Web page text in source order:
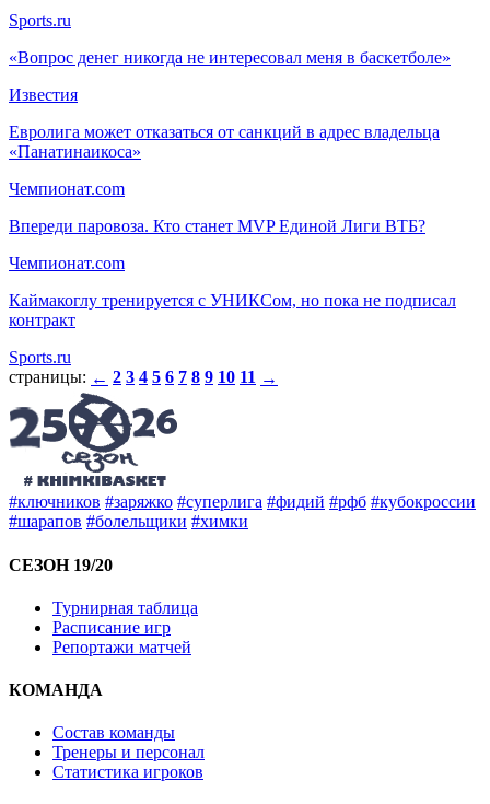
Sports.ru
«Вопрос денег никогда не интересовал меня в баскетболе»
Известия
Евролига может отказаться от санкций в адрес владельца
«Панатинаикоса»
Чемпионат.com
Впереди паровоза. Кто станет MVP Единой Лиги ВТБ?
Чемпионат.com
Каймакоглу тренируется с УНИКСом, но пока не подписал
контракт
Sports.ru
страницы: ← 2 3 4 5 6 7 8 9 10 11 →
#ключников #заряжко #суперлига #фидий #рфб #кубокроссии
#шарапов #болельщики #химки
СЕЗОН 19/20
Турнирная таблица
Расписание игр
Репортажи матчей
КОМАНДА
Состав команды
Тренеры и персонал
Статистика игроков